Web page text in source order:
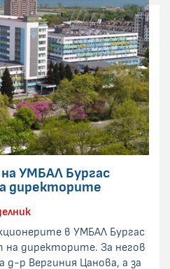
УМБАЛ Бургас
директорите
в УМБАЛ Бургас
на директорите. За негов
д-р Вергиния Цанова, а за